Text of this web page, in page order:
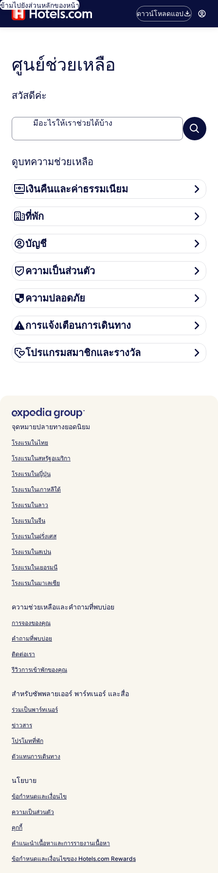
ข้ามไปยังส่วนหลักของหน้า
ดาวน์โหลดแอป
ศูนย์ช่วยเหลือ
สวัสดีค่ะ
มีอะไรให้เราช่วยได้บ้าง
ดูบทความช่วยเหลือ
เงินคืนและค่าธรรมเนียม
เงินคืนและค่าธรรมเนียม
ที่พัก
ที่พัก
บัญชี
บัญชี
ความเป็นส่วนตัว
ความเป็นส่วนตัว
ความปลอดภัย
ความปลอดภัย
การแจ้งเตือนการเดินทาง
การแจ้งเตือนการเดินทาง
โปรแกรมสมาชิกและรางวัล
โปรแกรมสมาชิกและรางวัล
จุดหมายปลายทางยอดนิยม
โรงแรมในไทย
โรงแรมในสหรัฐอเมริกา
โรงแรมในญี่ปุ่น
โรงแรมในเกาหลีใต้
โรงแรมในลาว
โรงแรมในจีน
โรงแรมในฝรั่งเศส
โรงแรมในสเปน
โรงแรมในเยอรมนี
โรงแรมในมาเลเซีย
ความช่วยเหลือและคำถามที่พบบ่อย
การจองของคุณ
คำถามที่พบบ่อย
ติดต่อเรา
รีวิวการเข้าพักของคุณ
สำหรับซัพพลายเออร์ พาร์ทเนอร์ และสื่อ
ร่วมเป็นพาร์ทเนอร์
ข่าวสาร
โปรโมทที่พัก
ตัวแทนการเดินทาง
นโยบาย
ข้อกำหนดและเงื่อนไข
ความเป็นส่วนตัว
คุกกี้
คำแนะนำเนื้อหาและการรายงานเนื้อหา
ข้อกำหนดและเงื่อนไขของ Hotels.com Rewards